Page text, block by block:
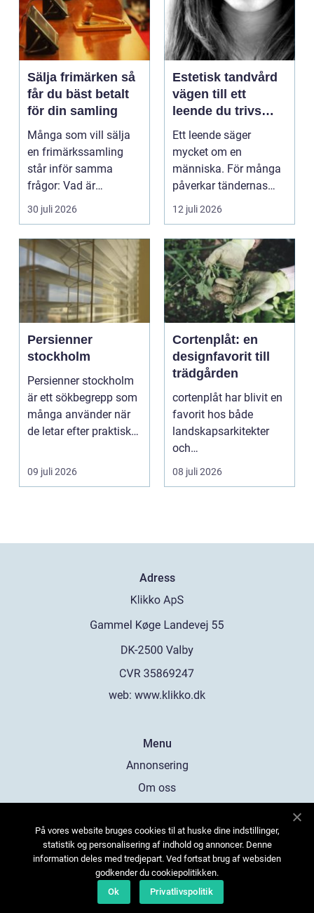
Sälja frimärken så
får du bäst betalt
för din samling
Många som vill sälja
en frimärkssamling
står inför samma
frågor: Vad är
samlingen värd? Var
vänder m...
30 juli 2026
Estetisk tandvård
vägen till ett
leende du trivs
med
Ett leende säger
mycket om en
människa. För många
påverkar tändernas
utseende både
självförtroendet ...
12 juli 2026
Persienner
stockholm
Persienner stockholm
är ett sökbegrepp som
många använder när
de letar efter praktiska
09 juli 2026
Cortenplåt: en
designfavorit till
trädgården
cortenplåt har blivit en
favorit hos både
landskapsarkitekter
och
trädgårdsentusiaster.
Det är ett m...
08 juli 2026
Adress
web: www.klikko.dk
Menu
Annonsering
Om oss
Kontakta oss
Sitemap
På vores website bruges cookies til at huske dine indstillinger,
statistik og personalisering af indhold og annoncer. Denne
information deles med tredjepart. Ved fortsat brug af websiden
godkender du cookiepolitikken.
Ok
Privatlivspolitik